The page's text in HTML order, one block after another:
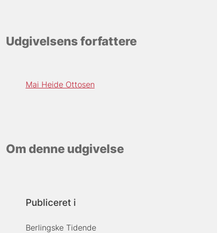
Udgivelsens forfattere
Mai Heide Ottosen
Om denne udgivelse
Publiceret i
Berlingske Tidende